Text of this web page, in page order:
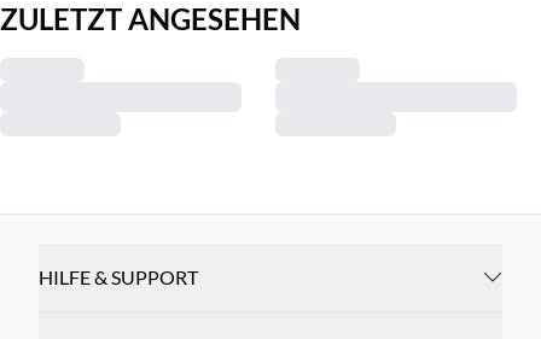
ZULETZT ANGESEHEN
HILFE & SUPPORT